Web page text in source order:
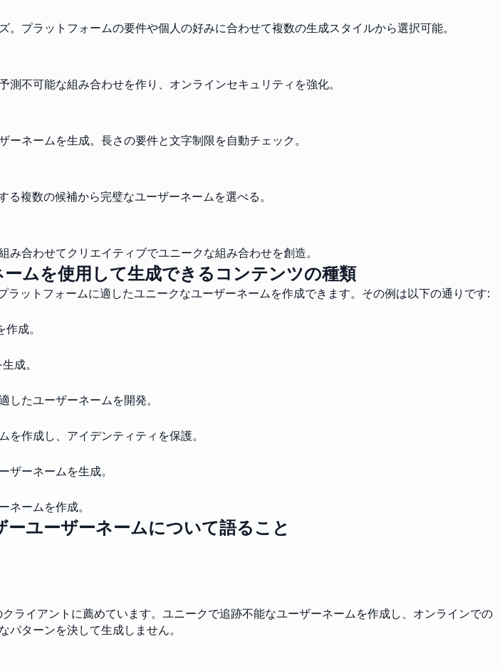
プラットフォームの要件や個人の好みに合わせて複数の生成スタイルから選択可能。
不可能な組み合わせを作り、オンラインセキュリティを強化。
ネームを生成。長さの要件と文字制限を自動チェック。
複数の候補から完璧なユーザーネームを選べる。
合わせてクリエイティブでユニークな組み合わせを創造。
ムを使用して生成できるコンテンツの種類
ットフォームに適したユニークなユーザーネームを作成できます。その例は以下の通りです:
成。
成。
たユーザーネームを開発。
作成し、アイデンティティを保護。
ーネームを生成。
ームを作成。
ユーザーネームについて語ること
イアントに薦めています。ユニークで追跡不能なユーザーネームを作成し、オンラインでの
ターンを決して生成しません。